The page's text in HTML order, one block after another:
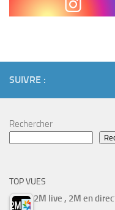
without access to books.
SUIVRE :
Rechercher
TOP VUES
2M live , 2M en